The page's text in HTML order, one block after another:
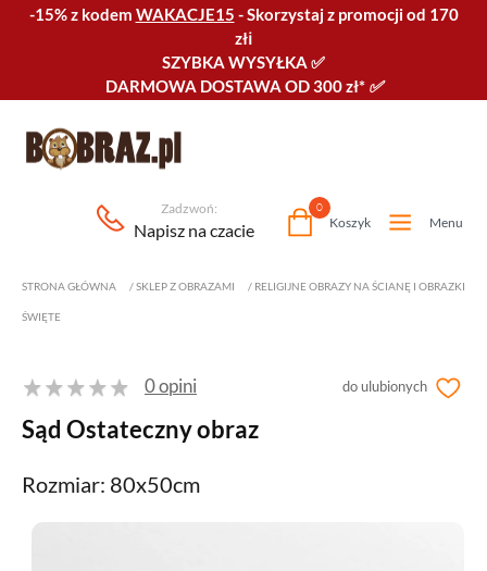
-15% z kodem WAKACJE15 -Skorzystaj z promocji od 170
złℹ️
SZYBKA WYSYŁKA ✅
DARMOWA DOSTAWA OD 300 zł* ✅
Zadzwoń:
Napisz na czacie Koszyk
0
Menu
STRONA GŁÓWNA /SKLEP Z OBRAZAMI / RELIGIJNE OBRAZY NA ŚCIANĘ I OBRAZKI
ŚWIĘTE
do ulubionych
0 opini
Sąd Ostateczny obraz
Rozmiar: 80x50cm